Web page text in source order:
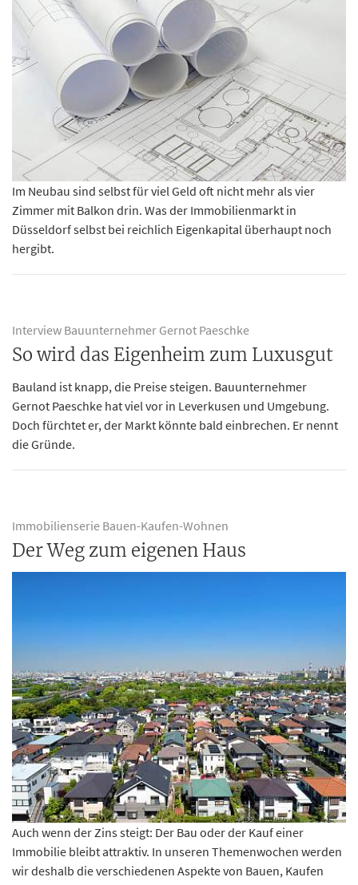
Im Neubau sind selbst für viel Geld oft nicht mehr als vier
Zimmer mit Balkon drin. Was der Immobilienmarkt in
Düsseldorf selbst bei reichlich Eigenkapital überhaupt noch
hergibt.
Interview Bauunternehmer Gernot Paeschke
So wird das Eigenheim zum Luxusgut
Bauland ist knapp, die Preise steigen. Bauunternehmer
Gernot Paeschke hat viel vor in Leverkusen und Umgebung.
Doch fürchtet er, der Markt könnte bald einbrechen. Er nennt
die Gründe.
Immobilienserie Bauen-Kaufen-Wohnen
Der Weg zum eigenen Haus
Auch wenn der Zins steigt: Der Bau oder der Kauf einer
Immobilie bleibt attraktiv. In unseren Themenwochen werden
wir deshalb die verschiedenen Aspekte von Bauen, Kaufen